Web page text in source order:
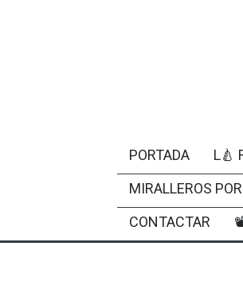
PORTADA L🍐
MIRALLEROS
CONTACTAR